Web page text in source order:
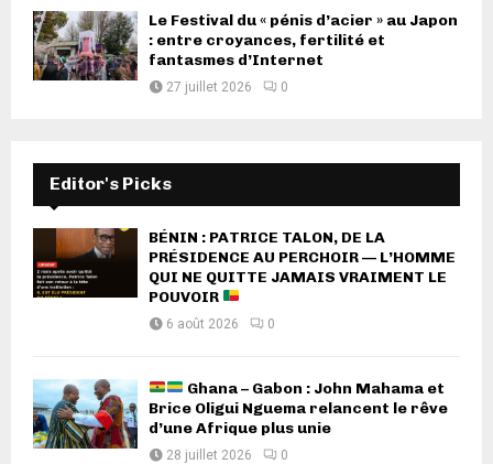
Le Festival du « pénis d’acier » au Japon
: entre croyances, fertilité et
fantasmes d’Internet
27 juillet 2026 0
Editor's Picks
BÉNIN : PATRICE TALON, DE LA
PRÉSIDENCE AU PERCHOIR — L’HOMME
QUI NE QUITTE JAMAIS VRAIMENT LE
POUVOIR
6 août 2026 0
Ghana – Gabon : John Mahama et
Brice Oligui Nguema relancent le rêve
d’une Afrique plus unie
28 juillet 2026 0